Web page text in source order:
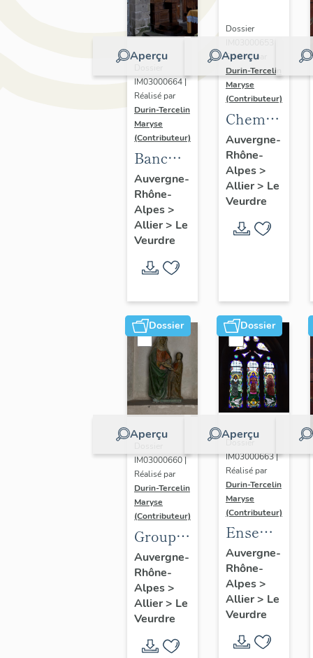
Aperçu
IM03000664 |
Réalisé par
Durin-Tercelin
Maryse
(Contributeur)
Banc
d'oeuvre
dit
Siège
du
prieur
de
Dame
de
Lorette
Auvergne-
Rhône-
Alpes>
Allier> Le
Veurdre
Aperçu
Dossier
Réalisé par
Durin-Tercelin
Maryse
(Contributeur)
Chemin
de croix
Auvergne-
Rhône-
Alpes>
Allier> Le
Veurdre
Dossier
Aperçu
IM03000660 |
Réalisé par
Durin-Tercelin
Maryse
(Contributeur)
Groupe
sculpté :
Education
de la
Vierge
Auvergne-
Rhône-
Alpes>
Allier> Le
Veurdre
Dossier
Aperçu
Dossier
IM03000663 |
Réalisé par
Durin-Tercelin
Maryse
(Contributeur)
Ensemble
de deux
verrières
Auvergne-
Rhône-
Alpes>
Allier> Le
Veurdre